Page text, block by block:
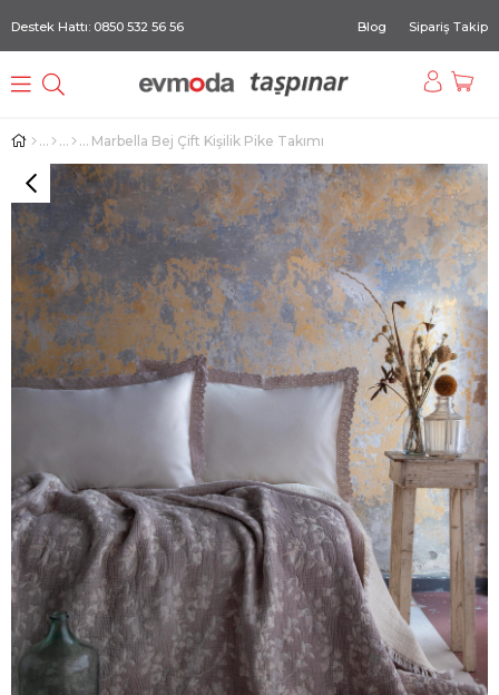
Destek Hattı: 0850 532 56 56 Blog Sipariş Takip
Marbella Bej Çift Kişilik Pike Takımı